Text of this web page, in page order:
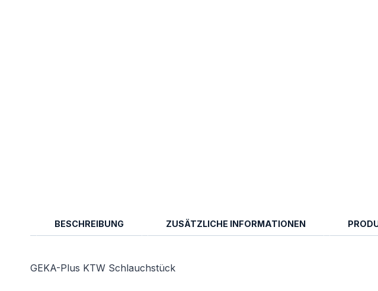
BESCHREIBUNG ZUSÄTZLICHE INFORMATIONEN
GEKA-Plus KTW Schlauchstück